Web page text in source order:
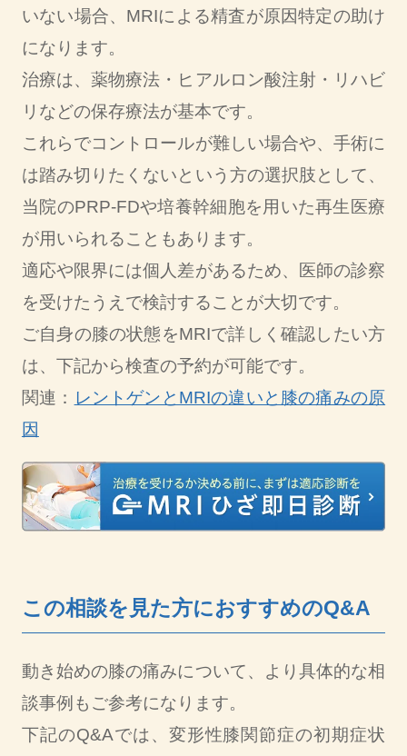
いない場合、MRIによる精査が原因特定の助け
になります。
治療は、薬物療法・ヒアルロン酸注射・リハビ
リなどの保存療法が基本です。
これらでコントロールが難しい場合や、手術に
は踏み切りたくないという方の選択肢として、
当院のPRP-FDや培養幹細胞を用いた再生医療
が用いられることもあります。
適応や限界には個人差があるため、医師の診察
を受けたうえで検討することが大切です。
ご自身の膝の状態をMRIで詳しく確認したい方
は、下記から検査の予約が可能です。
関連： レントゲンとMRIの違いと膝の痛みの原
因
この相談を見た方におすすめのQ&A
動き始めの膝の痛みについて、より具体的な相
談事例もご参考になります。
下記のQ&Aでは、変形性膝関節症の初期症状